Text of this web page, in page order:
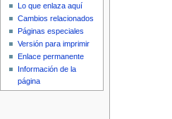
Lo que enlaza aquí
Cambios relacionados
Páginas especiales
Versión para imprimir
Enlace permanente
Información de la
página